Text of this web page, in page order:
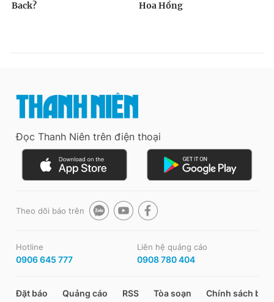
Đọc Thanh Niên trên điện thoại
Theo dõi báo trên
Hotline
0906 645 777
Liên hệ quảng cáo
0908 780 404
Đặt báo Quảng cáo RSS Tòa soạn Chính sách bảo